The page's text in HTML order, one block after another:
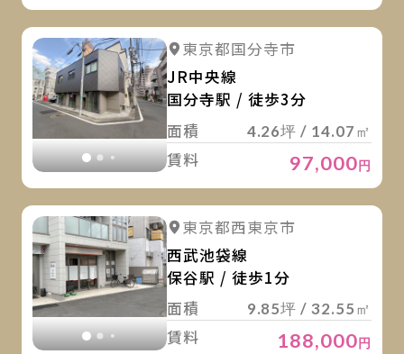
詳細を見る
東京都国分寺市
JR中央線
国分寺駅 / 徒歩3分
面積
4.26坪 / 14.07㎡
賃料 97,000円
詳細を見る
東京都西東京市
西武池袋線
保谷駅 / 徒歩1分
面積
9.85坪 / 32.55㎡
賃料 188,000円